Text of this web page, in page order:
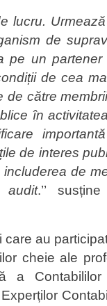
lucru.
de
pe un partener
ții de cea
de către
în
de interes
de
audit.’’
care au
cheie ale
a